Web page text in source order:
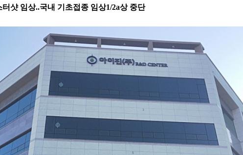
샷 임상..국내 기초접종 임상1/2a상 중단